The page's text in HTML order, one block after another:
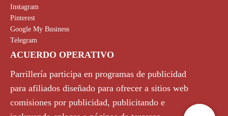
Instagram
Pinterest
Google My Business
Telegram
ACUERDO OPERATIVO
Parrillería participa en programas de publicidad
para afiliados diseñado para ofrecer a sitios web
comisiones por publicidad, publicitando e